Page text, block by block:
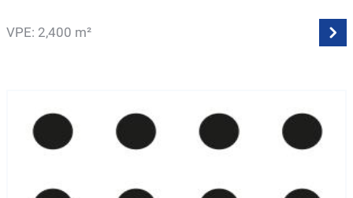
VPE: 2,400 m²